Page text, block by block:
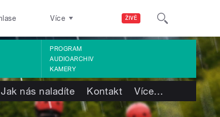
ŽIVĚ
Více
PROGRAM
AUDIOARCHIV
KAMERY
Jak nás naladíte Kontakt Více…